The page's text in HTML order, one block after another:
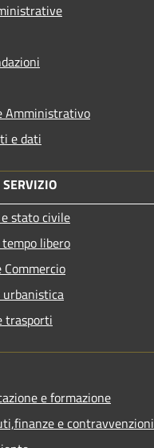
Amministrativo
e dati
SERVIZIO
stato civile
libero
Commercio
urbanistica
trasporti
e formazione
e contravvenzioni